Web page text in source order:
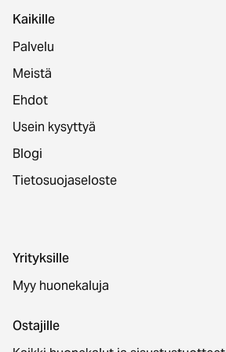
Kaikille
Palvelu
Meistä
Ehdot
Usein kysyttyä
Blogi
Tietosuojaseloste
Yrityksille
Myy huonekaluja
Ostajille